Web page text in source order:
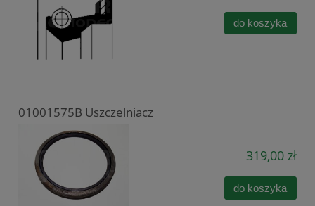
do koszyka
01001575B Uszczelniacz
319,00 zł
do koszyka